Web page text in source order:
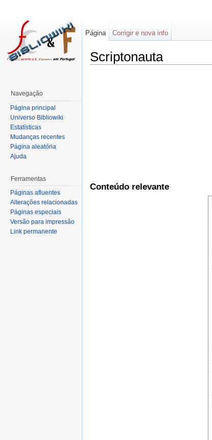
Scriptonauta
Conteúdo relevante
Página Corrigir e nova info
Navegação
Página principal
Universo Bibliowiki
Estatísticas
Mudanças recentes
Página aleatória
Ajuda
Ferramentas
Páginas afluentes
Alterações relacionadas
Páginas especiais
Versão para impressão
Link permanente